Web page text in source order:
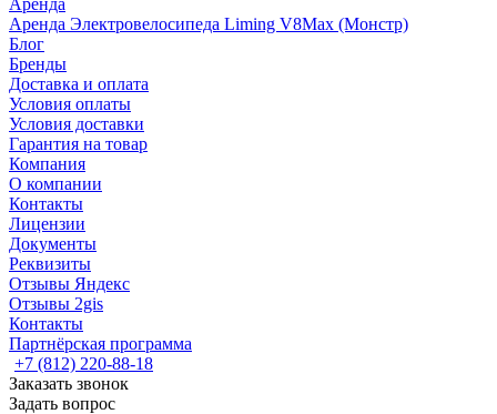
Аренда
Аренда Электровелосипеда Liming V8Max (Монстр)
Блог
Бренды
Доставка и оплата
Условия оплаты
Условия доставки
Гарантия на товар
Компания
О компании
Контакты
Лицензии
Документы
Реквизиты
Отзывы Яндекс
Отзывы 2gis
Контакты
Партнёрская программа
+7 (812) 220-88-18
Заказать звонок
Задать вопрос